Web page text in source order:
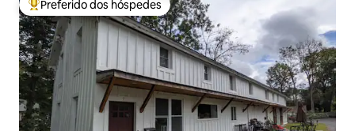
Entre os melhores preferidos dos hóspedes
Preferido dos hóspedes